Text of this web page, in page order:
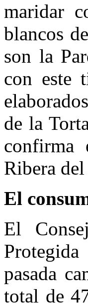
maridar
blancos
son la
con este
de la
confirma
Ribera
El
El
pasada
total de